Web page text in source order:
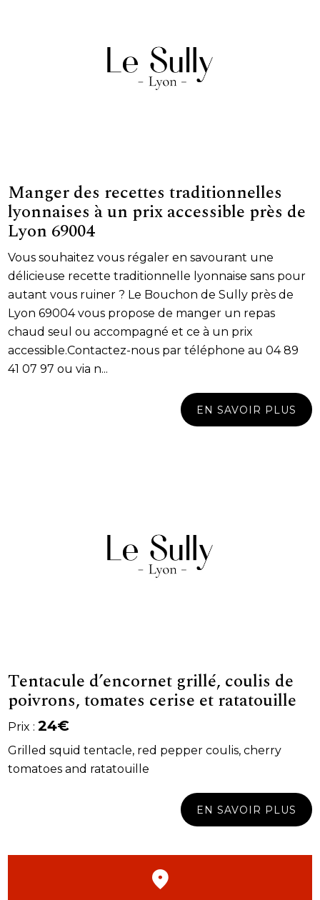
Manger des recettes traditionnelles
lyonnaises à un prix accessible près de
Lyon 69004
Vous souhaitez vous régaler en savourant une
délicieuse recette traditionnelle lyonnaise sans pour
autant vous ruiner ? Le Bouchon de Sully près de
Lyon 69004 vous propose de manger un repas
chaud seul ou accompagné et ce à un prix
accessible.Contactez-nous par téléphone au 04 89
41 07 97 ou via n...
EN SAVOIR PLUS
Tentacule d’encornet grillé, coulis de
poivrons, tomates cerise et ratatouille
Prix :24€
Grilled squid tentacle, red pepper coulis, cherry
tomatoes and ratatouille
EN SAVOIR PLUS